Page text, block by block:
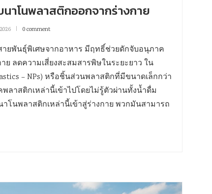
นาโนพลาสติกออกจากร่างกาย
0 comment
ยพันธุ์พิเศษจากอาหาร มีฤทธิ์ช่วยดักจับอนุภาค
ลดความเสี่ยงสะสมสารพิษในระยะยาว ใน
– NPs) หรือชิ้นส่วนพลาสติกที่มีขนาดเล็กกว่า
พลาสติกเหล่านี้เข้าไปโดยไม่รู้ตัวผ่านทั้งน้ำดื่ม
โนพลาสติกเหล่านี้เข้าสู่ร่างกาย พวกมันสามารถ